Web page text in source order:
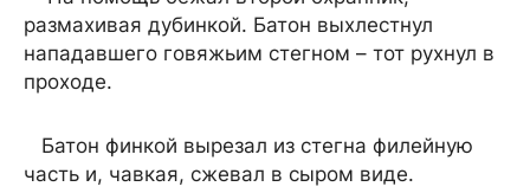
размахивая дубинкой. Батон выхлестнул
нападавшего говяжьим стегном – тот рухнул в
проходе.
Батон финкой вырезал из стегна филейную
часть и, чавкая, сжевал в сыром виде.